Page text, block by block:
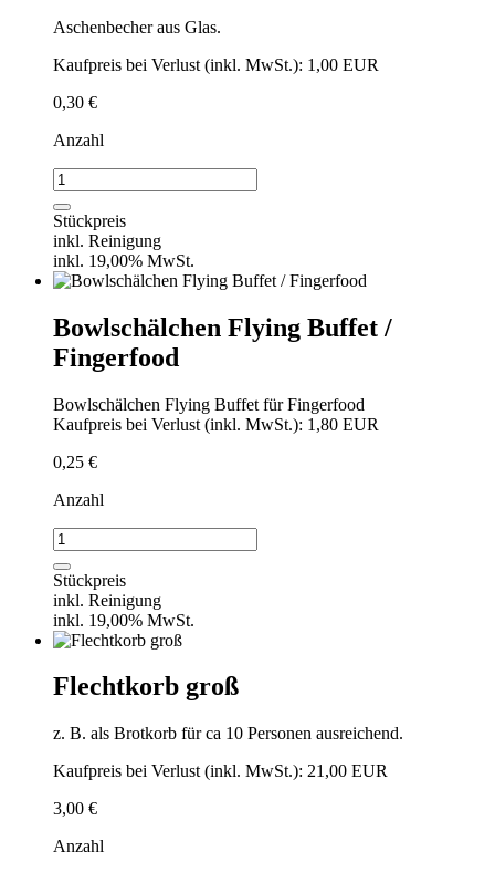
Aschenbecher aus Glas.
Kaufpreis bei Verlust (inkl. MwSt.): 1,00 EUR
0,30 €
Anzahl
Aschenbecher
Menge
Stückpreis
inkl. Reinigung
inkl. 19,00% MwSt.
Bowlschälchen Flying Buffet /
Fingerfood
Bowlschälchen Flying Buffet für Fingerfood
Kaufpreis bei Verlust (inkl. MwSt.): 1,80 EUR
0,25 €
Anzahl
Bowlschälchen
Flying
Buffet
/
Fingerfood
Menge
Stückpreis
inkl. Reinigung
inkl. 19,00% MwSt.
Flechtkorb groß
z. B. als Brotkorb für ca 10 Personen ausreichend.
Kaufpreis bei Verlust (inkl. MwSt.): 21,00 EUR
3,00 €
Anzahl